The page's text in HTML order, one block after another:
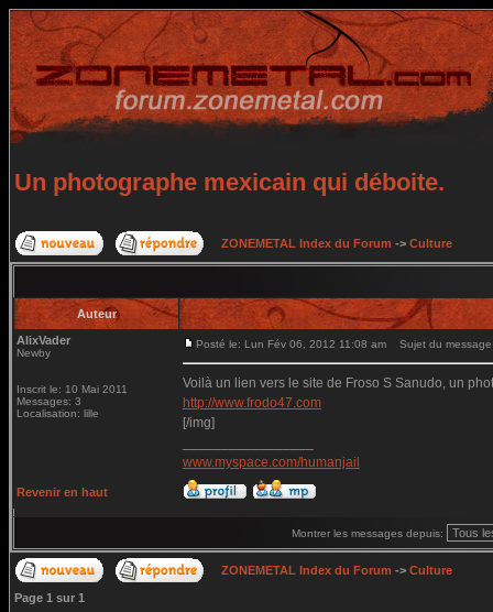
Un photographe mexicain qui déboite.
ZONEMETAL Index du Forum -> Culture
Auteur
AlixVader
Newby
Inscrit le: 10 Mai 2011
Messages: 3
Localisation: lille
Posté le: Lun Fév 06, 2012 11:08 am Sujet du
Voilà un lien vers le site de Froso S Sanudo, un
http://www.frodo47.com
[/img]
www.myspace.com/humanjail
Revenir en haut
Montrer les messages depuis:
ZONEMETAL Index du Forum -> Culture
Page 1 sur 1